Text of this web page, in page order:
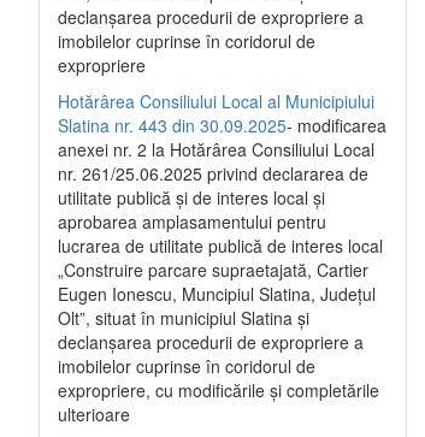
declanșarea procedurii de expropriere a
imobilelor cuprinse în coridorul de
expropriere
Hotărârea Consiliului Local al Municipiului
Slatina nr. 443 din 30.09.2025- modificarea
anexei nr. 2 la Hotărârea Consiliului Local
nr. 261/25.06.2025 privind declararea de
utilitate publică şi de interes local şi
aprobarea amplasamentului pentru
lucrarea de utilitate publică de interes local
„Construire parcare supraetajată, Cartier
Eugen Ionescu, Muncipiul Slatina, Judeţul
Olt”, situat în municipiul Slatina şi
declanşarea procedurii de expropriere a
imobilelor cuprinse în coridorul de
expropriere, cu modificările şi completările
ulterioare